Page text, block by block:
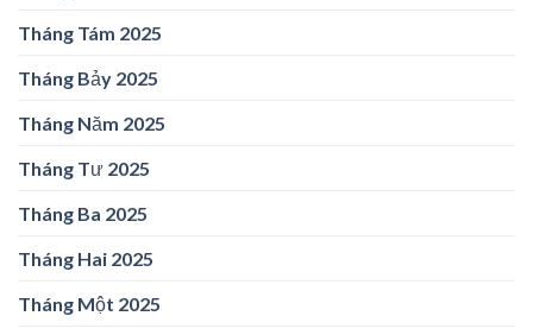
Tháng Tám 2025
Tháng Bảy 2025
Tháng Năm 2025
Tháng Tư 2025
Tháng Ba 2025
Tháng Hai 2025
Tháng Một 2025